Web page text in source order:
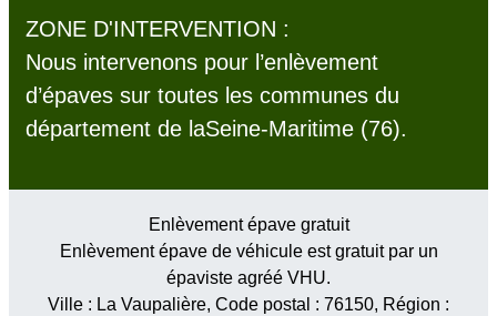
ZONE D'INTERVENTION :
Nous intervenons pour l’enlèvement
d’épaves sur toutes les communes du
département de laSeine-Maritime (76).
Enlèvement épave gratuit
Enlèvement épave de véhicule est gratuit par un
épaviste agréé VHU.
Ville : La Vaupalière, Code postal : 76150, Région :